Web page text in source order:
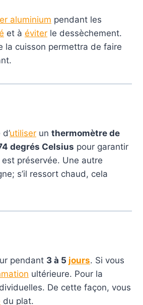
aluminium pendant les
et à éviter le dessèchement.
la cuisson permettra de faire
utiliser un thermomètre de
degrés Celsius pour garantir
est préservée. Une autre
s’il ressort chaud, cela
pendant 3 à 5 jours. Si vous
ultérieure. Pour la
De cette façon, vous
du plat.